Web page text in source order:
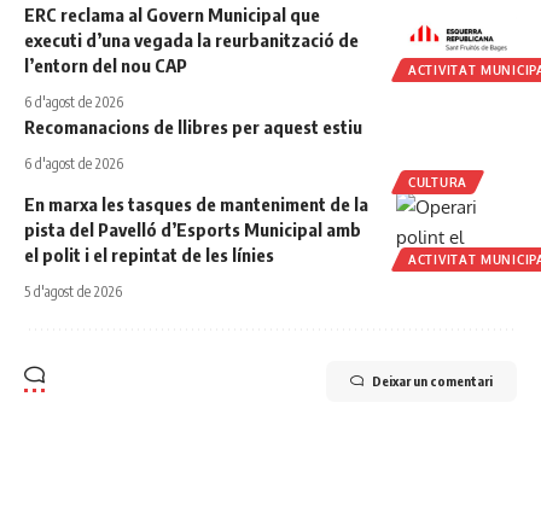
ACTIVITAT
ERC reclama al Govern Municipal que
executi d’una vegada la reurbanització de
l’entorn del nou CAP
6 d'agost de 2026
CULTURA
Recomanacions de llibres per aquest estiu
6 d'agost de 2026
ACTIVITAT
En marxa les tasques de manteniment de la
pista del Pavelló d’Esports Municipal amb
el polit i el repintat de les línies
5 d'agost de 2026
Deixar un comentari